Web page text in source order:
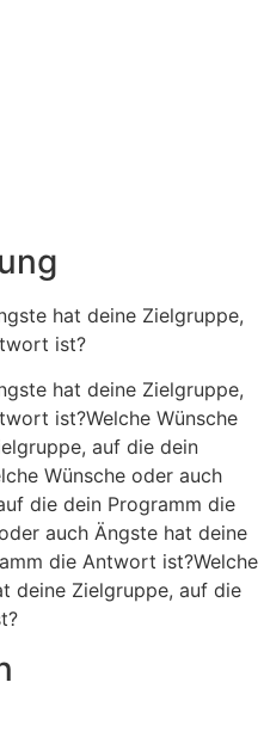
hat deine Zielgruppe,
ist?
hat deine Zielgruppe,
ist?Welche Wünsche
auf die dein
Wünsche oder auch
die dein Programm die
auch Ängste hat deine
die Antwort ist?Welche
deine Zielgruppe, auf die